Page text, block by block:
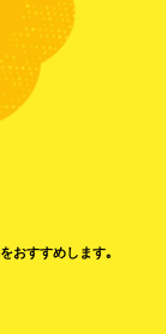
おすすめします｡